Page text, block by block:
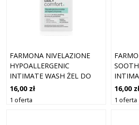
FARMONA NIVELAZIONE
HYPOALLERGENIC
INTIMATE WASH ŻEL DO
HIGIENY INTYMNEJ DO
SKÓRY WRAŻLIWEJ 260 ML
16,00 zł
1 oferta
16,00 zł
1 oferta